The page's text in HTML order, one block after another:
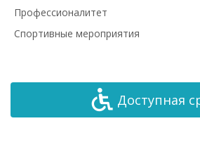
Профессионалитет
Спортивные мероприятия
Доступная